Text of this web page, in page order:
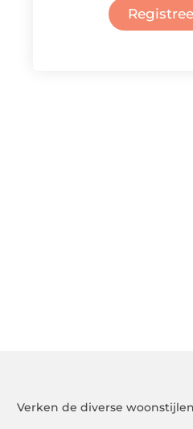
Verken de diverse